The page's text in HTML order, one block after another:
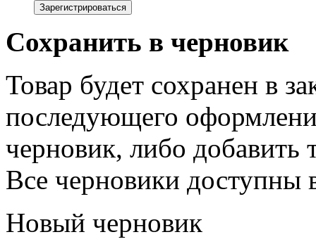
Сохранить в черновик
Товар будет сохранен в
последующего
черновик, либо добавить
Все черновики
Новый черновик